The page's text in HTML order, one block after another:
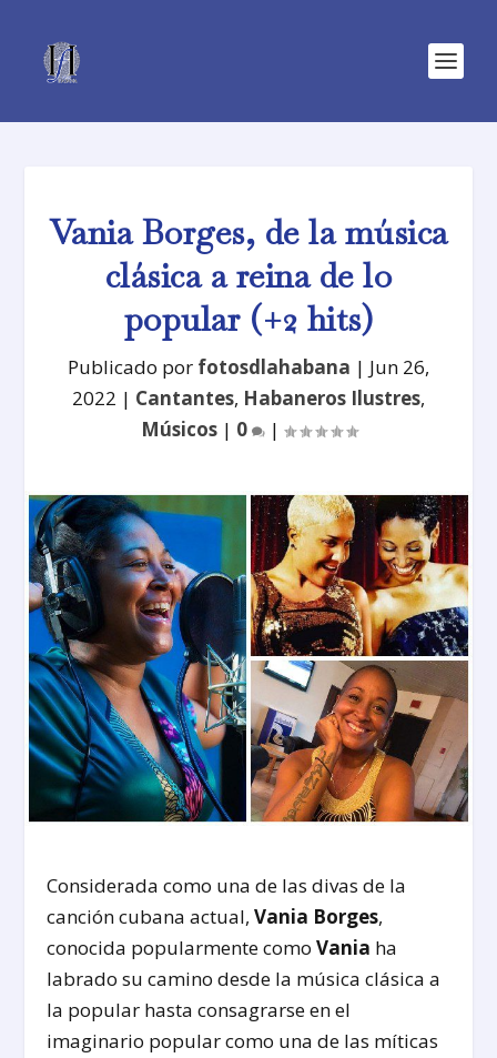
Vania Borges, de la música
clásica a reina de lo
popular (+2 hits)
Publicado por fotosdlahabana | Jun 26,
2022 | Cantantes, Habaneros Ilustres,
Músicos| 0 |
Considerada como una de las divas de la
canción cubana actual,Vania Borges,
conocida popularmente comoVania ha
labrado su camino desde la música clásica a
la popular hasta consagrarse en el
imaginario popular como una de las míticas